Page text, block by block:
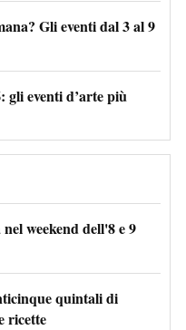
Gli eventi dal 3 al 9
gli eventi d’arte più
weekend dell'8 e 9
quintali di
ricette